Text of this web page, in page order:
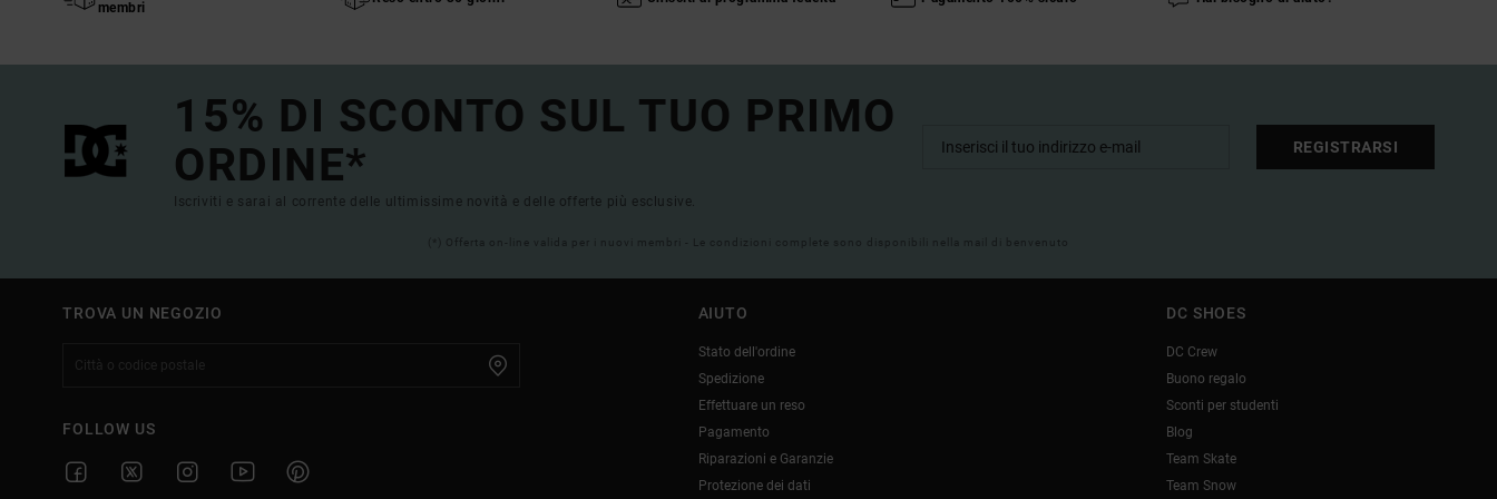
membri
15% DI SCONTO SUL TUO PRIMO
ORDINE*
Iscriviti e sarai al corrente delle ultimissime novità e delle offerte più esclusive.
REGISTRARSI
(*) Offerta on-line valida per i nuovi membri - Le condizioni complete sono disponibili nella mail di benvenuto
TROVA UN NEGOZIO
FOLLOW US
AIUTO
Stato dell'ordine
Spedizione
Effettuare un reso
Pagamento
Riparazioni e Garanzie
Protezione dei dati
DC SHOES
DC Crew
Buono regalo
Sconti per studenti
Blog
Team Skate
Team Snow